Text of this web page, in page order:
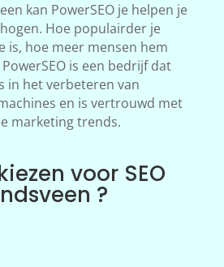
kan PowerSEO je helpen je
Hoe populairder je
is, hoe meer mensen hem
is een bedrijf dat
in het verbeteren van
en is vertrouwd met
marketing trends.
voor SEO
?